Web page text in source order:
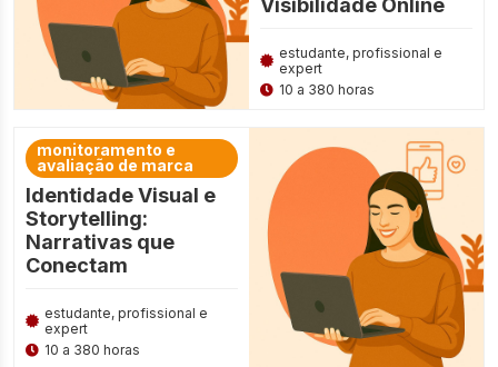
Visibilidade Online
estudante, profissional e
expert
10 a 380 horas
monitoramento e
avaliação de marca
Identidade Visual e
Storytelling:
Narrativas que
Conectam
estudante, profissional e
expert
10 a 380 horas